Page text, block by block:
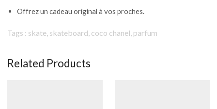
Offrez un cadeau original à vos proches.
Tags : skate, skateboard, coco chanel, parfum
Related Products